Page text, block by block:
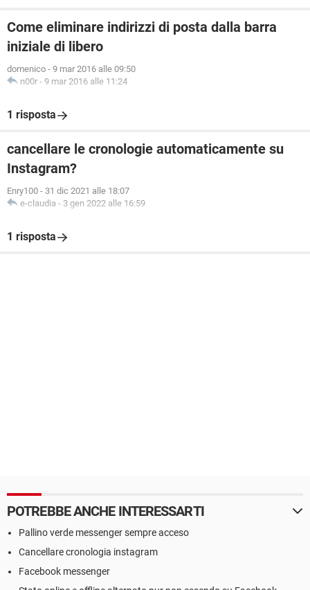
Come eliminare indirizzi di posta dalla barra
iniziale di libero
domenico - 9 mar 2016 alle 09:50
n00r - 9 mar 2016 alle 11:24
1 risposta
cancellare le cronologie automaticamente su
Instagram?
Enry100 - 31 dic 2021 alle 18:07
e-claudia - 3 gen 2022 alle 16:59
1 risposta
POTREBBE ANCHE INTERESSARTI
Pallino verde messenger sempre acceso
Cancellare cronologia instagram
Facebook messenger